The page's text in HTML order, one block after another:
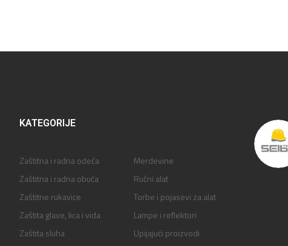
KATEGORIJE
Zaštitna i radna odeća
Zaštitna i radna obuća
Zaštitne rukavice
Zaštita glave, lica i vida
Zaštita sluha
Merdevine
Ručni alat
Torbe i pojasevi za alat
Lampe i reflektori
Upijajući proizvodi